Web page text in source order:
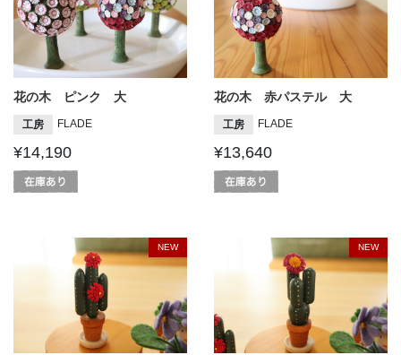
花の木 ピンク 大
工房 FLADE
¥14,190
花の木 赤パステル 大
工房 FLADE
¥13,640
NEW NEW